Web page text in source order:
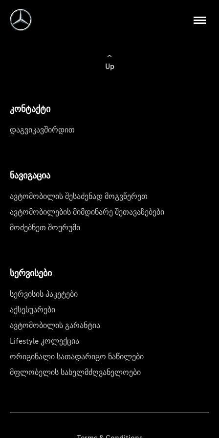
Up
კონტაქტი
დაგვიკავშირდით
ნავიგაცია
ავტომობილის შესაძენად მოგვწერეთ
ავტომობილების მიმდინარე შეთავაზებები
მოძებნეთ შოურუმი
სერვისები
სერვისის პაკეტები
აქსესუარები
ავტომობილის გარანტია
Lifestyle კოლექცია
ორიგინალი სათადარიგო ნაწილები
მფლობელის სახელმძღვანელოები